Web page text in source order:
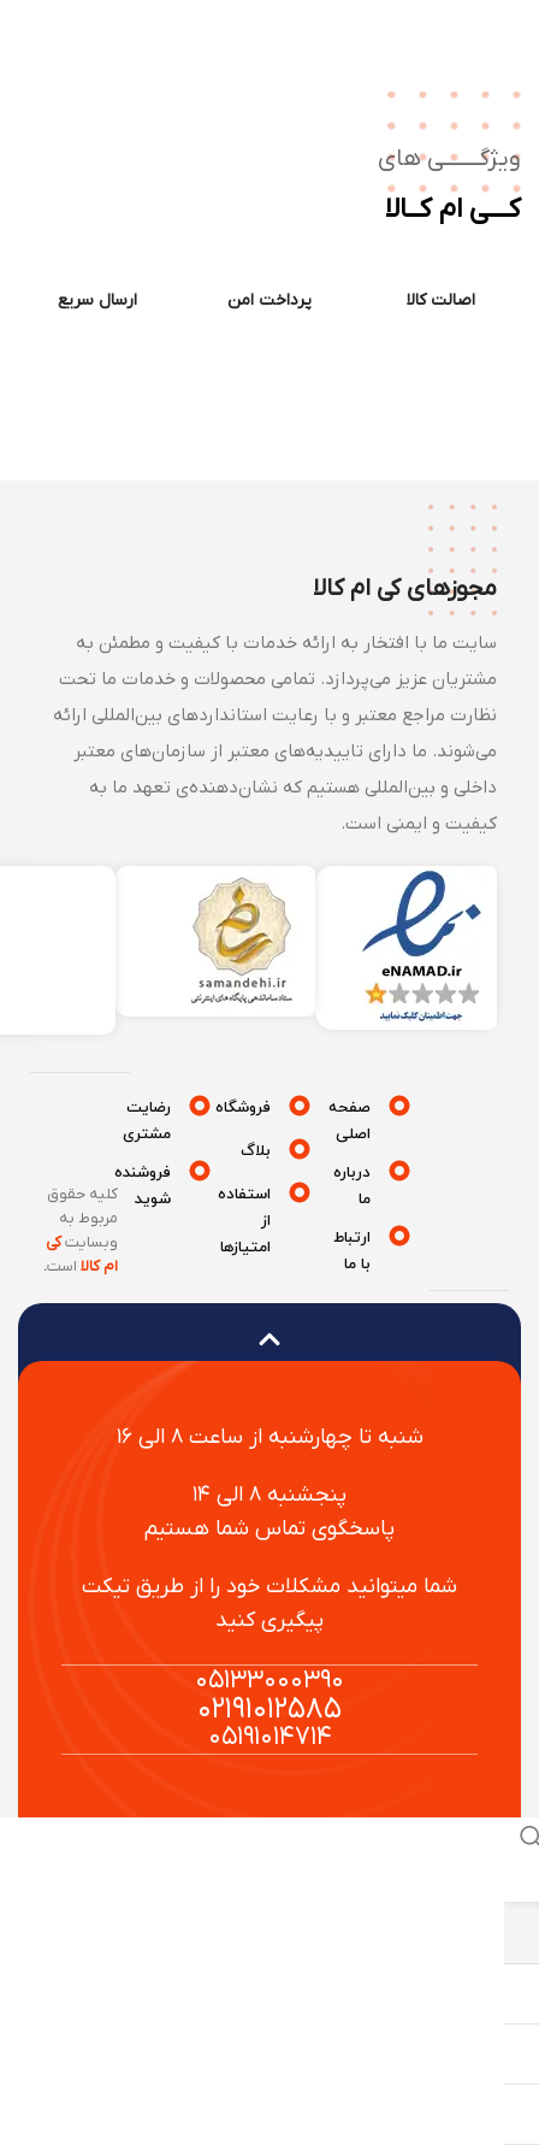
های
ام کــالا
اصالت کالا پرداخت امن ارسال سریع
مجوزهای کی ام کالا
سایت ما با افتخار به ارائه خدمات با کیفیت و مطمئن به
مشتریان عزیز می‌پردازد. تمامی محصولات و خدمات ما تحت
نظارت مراجع معتبر و با رعایت استانداردهای بین‌المللی ارائه
می‌شوند. ما دارای تاییدیه‌های معتبر از سازمان‌های معتبر
داخلی و بین‌المللی هستیم که نشان‌دهنده‌ی تعهد ما به
کیفیت و ایمنی است.
شنبه تا چهارشنبه از ساعت ۸ الی ۱۶
پنجشنبه ۸ الی ۱۴
پاسخگوی تماس شما هستیم
شما میتوانید مشکلات خود را از طریق تیکت
پیگیری کنید
۰۵۱۳۳۰۰۰۳۹۰
۰۲۱۹۱۰۱۲۵۸۵
۰۵۱۹۱۰۱۴۷۱۴
صفحه
درباره
ارتباط
فروشگاه
بلاگ
استفاده
امتیازها
رضایت
مشتری
فروشنده
شوید
کلیه حقوق
مربوط به
وبسایتکی
ام کالااست.